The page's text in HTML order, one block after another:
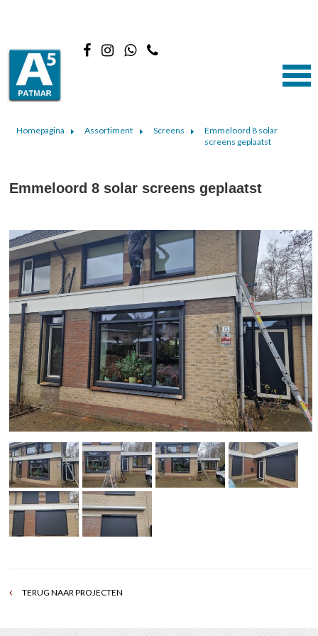
Homepagina Assortiment Screens
Emmeloord 8 solar
screens geplaatst
TERUG NAAR PROJECTEN
Emmeloord 8 solar screens geplaatst